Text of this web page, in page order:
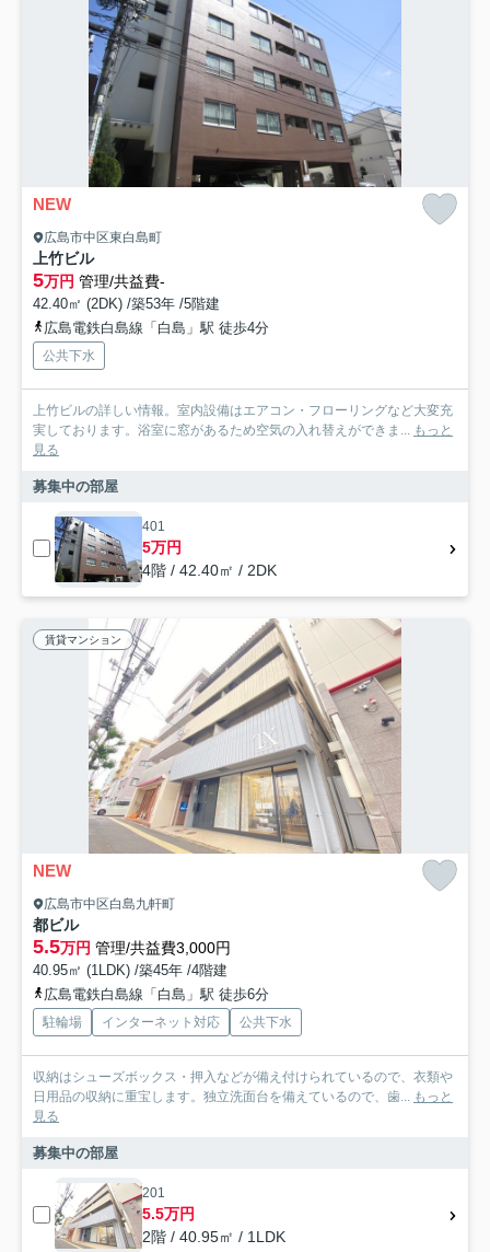
NEW
広島市中区東白島町
上竹ビル
5万円 管理/共益費-
42.40㎡ (2DK) /築53年 /5階建
広島電鉄白島線「白島」駅 徒歩4分
公共下水
上竹ビルの詳しい情報。室内設備はエアコン・フローリングなど大変充
実しております。浴室に窓があるため空気の入れ替えができま... もっと
見る
募集中の部屋
401
5万円
4階 / 42.40㎡ / 2DK
賃貸マンション
NEW
広島市中区白島九軒町
都ビル
5.5万円 管理/共益費3,000円
40.95㎡ (1LDK) /築45年 /4階建
広島電鉄白島線「白島」駅 徒歩6分
駐輪場 インターネット対応 公共下水
収納はシューズボックス・押入などが備え付けられているので、衣類や
日用品の収納に重宝します。独立洗面台を備えているので、歯... もっと
見る
募集中の部屋
201
5.5万円
2階 / 40.95㎡ / 1LDK